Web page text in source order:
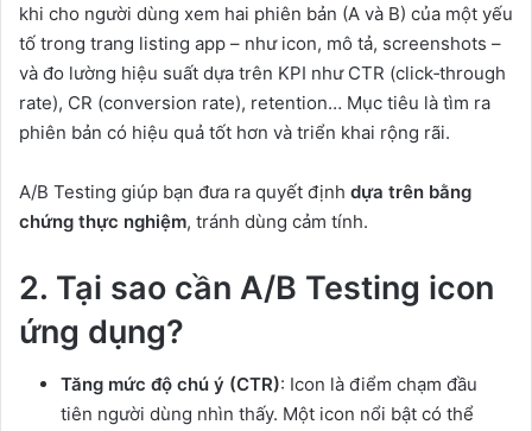
khi cho người dùng xem hai phiên bản (A và B) của một yếu
tố trong trang listing app – như icon, mô tả, screenshots –
và đo lường hiệu suất dựa trên KPI như CTR (click‑through
rate), CR (conversion rate), retention… Mục tiêu là tìm ra
phiên bản có hiệu quả tốt hơn và triển khai rộng rãi.
A/B Testing giúp bạn đưa ra quyết định dựa trên bằng
chứng thực nghiệm, tránh dùng cảm tính.
2. Tại sao cần A/B Testing icon
ứng dụng?
Tăng mức độ chú ý (CTR): Icon là điểm chạm đầu
tiên người dùng nhìn thấy. Một icon nổi bật có thể